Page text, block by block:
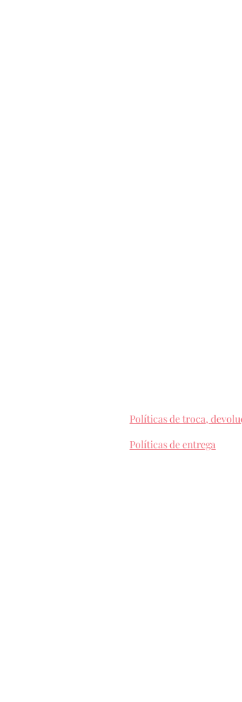
Políticas de troca,
Políticas de entrega